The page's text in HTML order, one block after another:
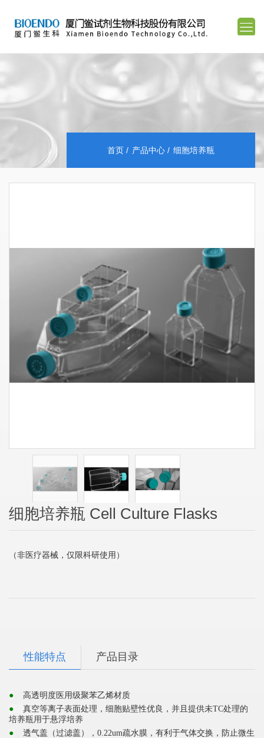
首页 产品中心 细胞培养瓶
细胞培养瓶 Cell Culture Flasks
（非医疗器械，仅限科研使用）
性能特点 产品目录
● 高透明度医用级聚苯乙烯材质
●
真空等离子表面处理，细胞贴壁性优良，并且提供未TC处理的
培养瓶用于悬浮培养
● 透气盖（过滤盖）， 0.22um疏水膜，有利于气体交换，防止微生